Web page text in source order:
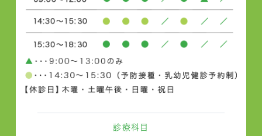
診療科目